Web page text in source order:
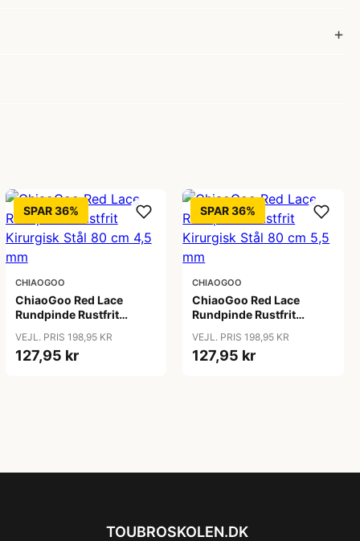
SPAR 36%
CHIAOGOO
ChiaoGoo Red Lace
Rundpinde Rustfrit
mm
VEJL. PRIS 198,95 KR
127,95 kr
SPAR 36%
CHIAOGOO
ChiaoGoo Red Lace
Rundpinde Rustfrit
mm
VEJL. PRIS 198,95 KR
127,95 kr
TOUBROSKOLEN.DK